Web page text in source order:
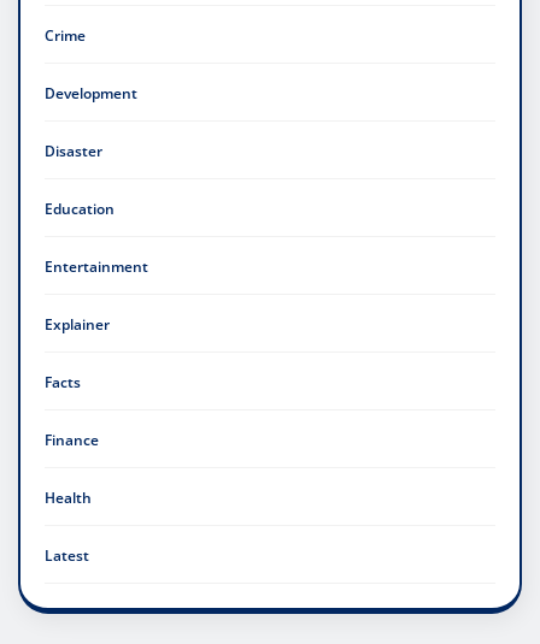
Crime
Development
Disaster
Education
Entertainment
Explainer
Facts
Finance
Health
Latest